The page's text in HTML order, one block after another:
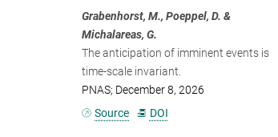
Grabenhorst, M., Poeppel, D. &
Michalareas, G.
The anticipation of imminent events is
time-scale invariant.
PNAS; December 8, 2026
Source
DOI